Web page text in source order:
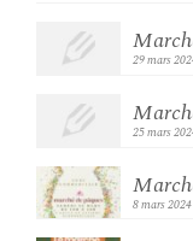
29 mars
25 mars
8 mars 2024